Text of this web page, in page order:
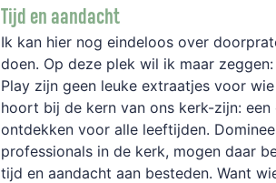
Tijd en aandacht
Ik kan hier nog eindeloos over
doen. Op deze plek wil ik maar
Play zijn geen leuke extraatjes voor
hoort bij de kern van ons kerk-zijn:
ontdekken voor alle leeftijden.
professionals in de kerk, mogen daar
tijd en aandacht aan besteden. Want